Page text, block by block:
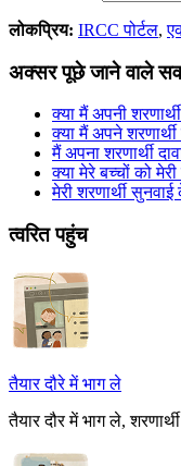
लोकप्रिय: IRCC पोर्टल,
अक्सर पूछे जाने वाले
क्या मैं अपनी
क्या मैं अपने
मैं अपना शरणार्थी
क्या मेरे बच्चों को
मेरी शरणार्थी
त्वरित पहुंच
तैयार दौरे में भाग ले
तैयार दौर में भाग ले,